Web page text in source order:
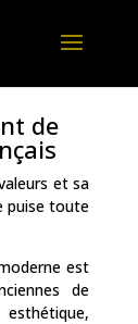
de
et sa
puise toute
est
de